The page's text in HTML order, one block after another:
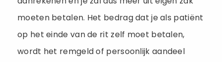
moeten betalen. Het bedrag dat je als patiënt
op het einde van de rit zelf moet betalen,
wordt het remgeld of persoonlijk aandeel